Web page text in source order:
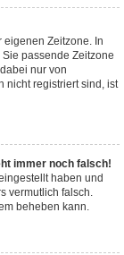
eigenen Zeitzone. In
passende Zeitzone
nur von
nicht registriert sind, ist
immer noch falsch!
haben und
vermutlich falsch.
beheben kann.